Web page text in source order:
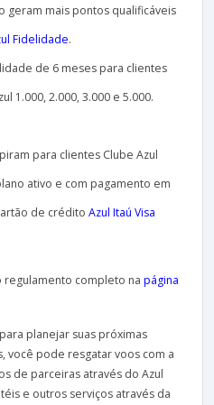
geram mais pontos qualificáveis
Fidelidade.
de 6 meses para clientes
1.000, 2.000, 3.000 e 5.000.
para clientes Clube Azul
ativo e com pagamento em
de crédito Azul Itaú Visa
regulamento completo na página
planejar suas próximas
você pode resgatar voos com a
de parceiras através do Azul
e outros serviços através da